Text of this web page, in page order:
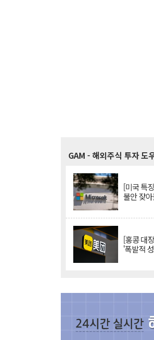
GAM - 해외주식 투자 도
[미국 특
불안 잦
[홍콩 대
'폭발적